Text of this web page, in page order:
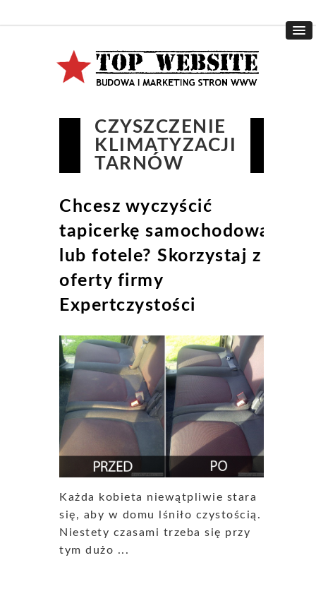
CZYSZCZENIE
KLIMATYZACJI
TARNÓW
Chcesz wyczyścić
tapicerkę samochodową
lub fotele? Skorzystaj z
oferty firmy
Expertczystości
Każda kobieta niewątpliwie stara
się, aby w domu lśniło czystością.
Niestety czasami trzeba się przy
tym dużo ...